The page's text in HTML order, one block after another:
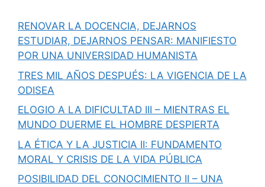
RENOVAR LA DOCENCIA, DEJARNOS
ESTUDIAR, DEJARNOS PENSAR: MANIFIESTO
POR UNA UNIVERSIDAD HUMANISTA
TRES MIL AÑOS DESPUÉS: LA VIGENCIA DE LA
ODISEA
ELOGIO A LA DIFICULTAD III – MIENTRAS EL
MUNDO DUERME EL HOMBRE DESPIERTA
LA ÉTICA Y LA JUSTICIA II: FUNDAMENTO
MORAL Y CRISIS DE LA VIDA PÚBLICA
POSIBILIDAD DEL CONOCIMIENTO II – UNA